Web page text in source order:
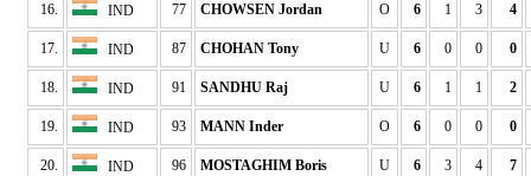
16. IND 77 CHOWSEN Jordan O 6 1 3 4
17. IND 87 CHOHAN Tony U 6 0 0 0
18. IND 91 SANDHU Raj U 6 1 1 2
19. IND 93 MANN Inder O 6 0 0 0
20. IND 96 MOSTAGHIM Boris U 6 3 4 7